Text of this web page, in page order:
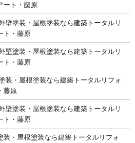
ート・藤原
壁塗装・屋根塗装なら建築トータルリ
ト・藤原
壁塗装・屋根塗装なら建築トータルリ
ト・藤原
装・屋根塗装なら建築トータルリフォ
藤原
壁塗装・屋根塗装なら建築トータルリ
ト・藤原
装・屋根塗装なら建築トータルリフォ